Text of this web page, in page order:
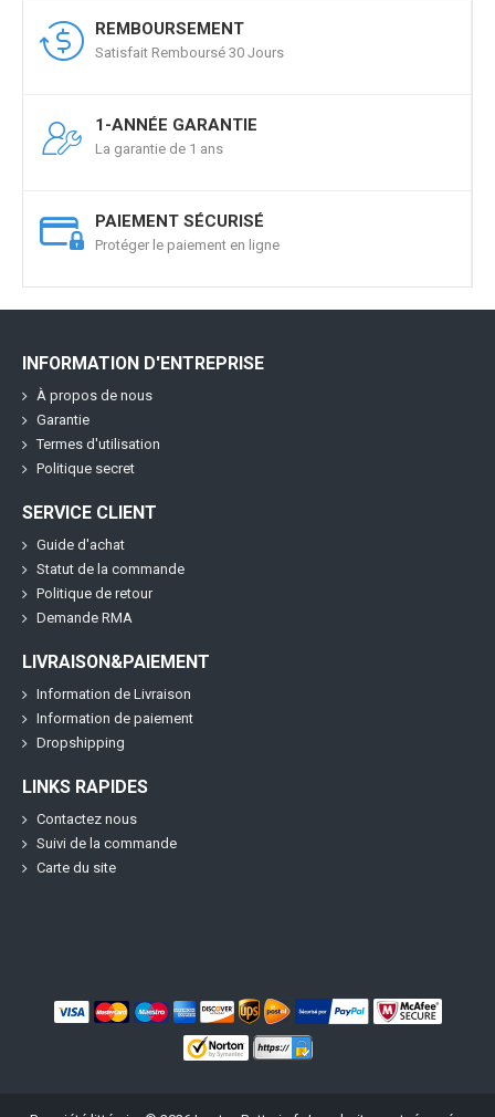
REMBOURSEMENT
Satisfait Remboursé 30 Jours
1-ANNÉE GARANTIE
La garantie de 1 ans
PAIEMENT SÉCURISÉ
Protéger le paiement en ligne
INFORMATION D'ENTREPRISE
À propos de nous
Garantie
Termes d'utilisation
Politique secret
SERVICE CLIENT
Guide d'achat
Statut de la commande
Politique de retour
Demande RMA
LIVRAISON&PAIEMENT
Information de Livraison
Information de paiement
Dropshipping
LINKS RAPIDES
Contactez nous
Suivi de la commande
Carte du site